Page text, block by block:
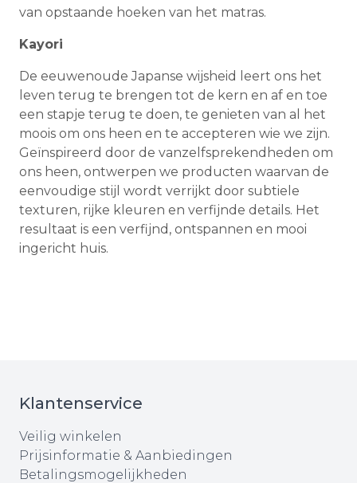
van opstaande hoeken van het matras.
Kayori
De eeuwenoude Japanse wijsheid leert ons het
leven terug te brengen tot de kern en af en toe
een stapje terug te doen, te genieten van al het
moois om ons heen en te accepteren wie we zijn.
Geïnspireerd door de vanzelfsprekendheden om
ons heen, ontwerpen we producten waarvan de
eenvoudige stijl wordt verrijkt door subtiele
texturen, rijke kleuren en verfijnde details. Het
resultaat is een verfijnd, ontspannen en mooi
ingericht huis.
Klantenservice
Veilig winkelen
Prijsinformatie & Aanbiedingen
Betalingsmogelijkheden